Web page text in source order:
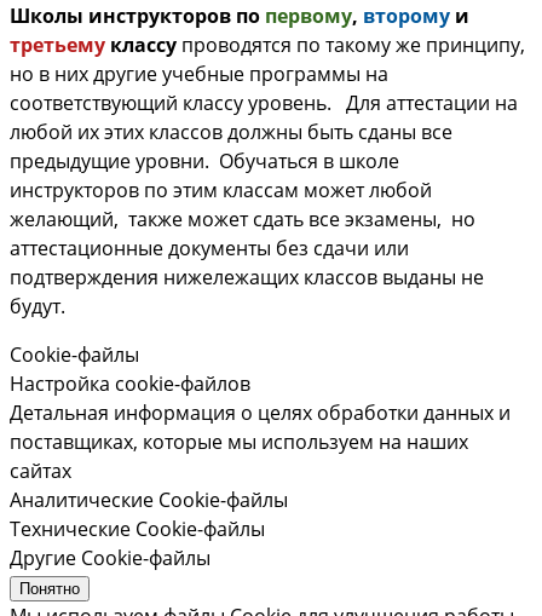
Школы инструкторов по первому, второму и
третьему классу проводятся по такому же принципу,
но в них другие учебные программы на
соответствующий классу уровень. Для аттестации на
любой их этих классов должны быть сданы все
предыдущие уровни. Обучаться в школе
инструкторов по этим классам может любой
желающий, также может сдать все экзамены, но
аттестационные документы без сдачи или
подтверждения нижележащих классов выданы не
будут.
Cookie-файлы
Настройка cookie-файлов
Детальная информация о целях обработки данных и
поставщиках, которые мы используем на наших
сайтах
Аналитические Cookie-файлы
Технические Cookie-файлы
Другие Cookie-файлы
Понятно